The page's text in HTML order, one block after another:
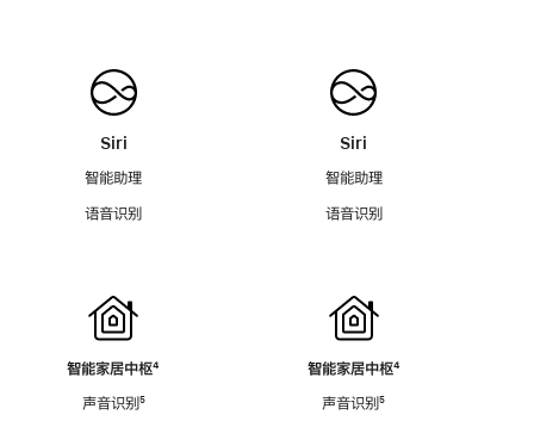
Siri
智能助理
语音识别
智能家居中枢脚
⁴
声音识别脚
⁵
Siri
智能助理
语音识别
智能家居中枢脚
⁴
声音识别脚
⁵